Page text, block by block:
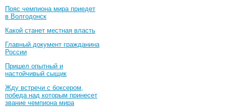
Пояс чемпиона мира приедет
в Волгодонск
Какой станет местная власть
Главный документ гражданина
России
Пришел опытный и
настойчивый сыщик
Жду встречи с боксером,
победа над которым принесет
звание чемпиона мира